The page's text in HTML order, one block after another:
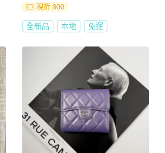
現折 800
全新品 本地 免運